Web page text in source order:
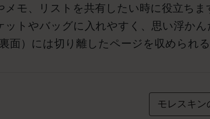
メモ、リストを共有したい時に役立ち
ットやバッグに入れやすく、思い浮か
面）には切り離したページを収められ
モレスキ